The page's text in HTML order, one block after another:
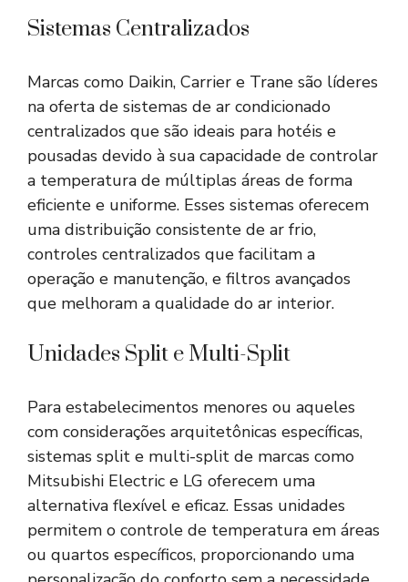
Sistemas Centralizados
Marcas como Daikin, Carrier e Trane são líderes
na oferta de sistemas de ar condicionado
centralizados que são ideais para hotéis e
pousadas devido à sua capacidade de controlar
a temperatura de múltiplas áreas de forma
eficiente e uniforme. Esses sistemas oferecem
uma distribuição consistente de ar frio,
controles centralizados que facilitam a
operação e manutenção, e filtros avançados
que melhoram a qualidade do ar interior.
Unidades Split e Multi-Split
Para estabelecimentos menores ou aqueles
com considerações arquitetônicas específicas,
sistemas split e multi-split de marcas como
Mitsubishi Electric e LG oferecem uma
alternativa flexível e eficaz. Essas unidades
permitem o controle de temperatura em áreas
ou quartos específicos, proporcionando uma